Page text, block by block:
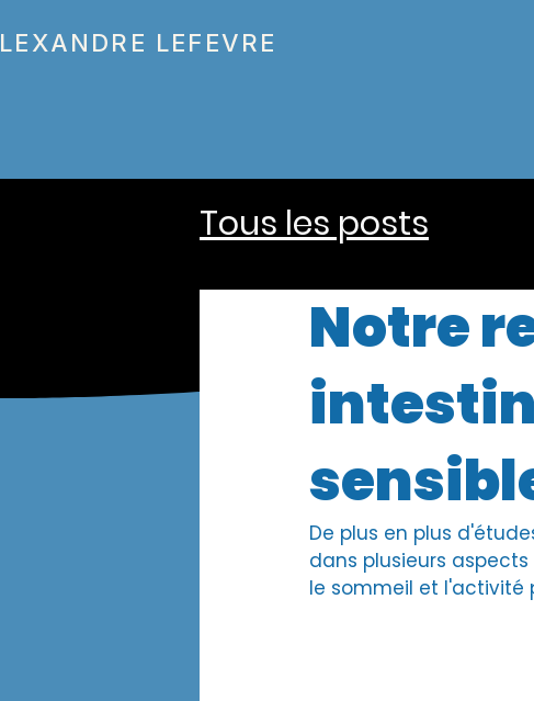
LEFEVRE
Tous les posts
Notre
De plus en plus
dans plusieurs
le sommeil et l'activité